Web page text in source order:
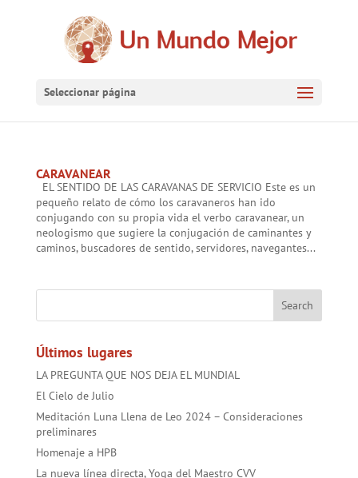
Seleccionar página
CARAVANEAR
EL SENTIDO DE LAS CARAVANAS DE SERVICIO Este es un
pequeño relato de cómo los caravaneros han ido
conjugando con su propia vida el verbo caravanear, un
neologismo que sugiere la conjugación de caminantes y
caminos, buscadores de sentido, servidores, navegantes...
Últimos lugares
LA PREGUNTA QUE NOS DEJA EL MUNDIAL
El Cielo de Julio
Meditación Luna Llena de Leo 2024 – Consideraciones
preliminares
Homenaje a HPB
La nueva línea directa, Yoga del Maestro CVV